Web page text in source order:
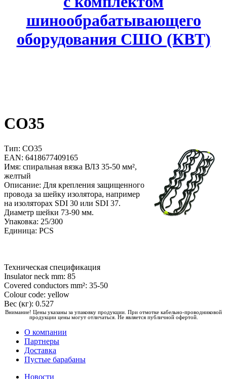
шинообрабатывающего
оборудования СШО (КВТ)
CO35
Тип: CO35
EAN: 6418677409165
Имя: спиральная вязка ВЛЗ 35-50 мм²,
желтый
Описание: Для крепления защищенного
провода за шейку изолятора, например
на изоляторах SDI 30 или SDI 37.
Диаметр шейки 73-90 мм.
Упаковка: 25/300
Единица: PCS
Техническая спецификация
Insulator neck mm: 85
Covered conductors mm²: 35-50
Colour code: yellow
Вес (кг): 0.527
Внимание! Цены указаны за упаковку продукции. При отмотке кабельно-проводниковой
продукции цены могут отличаться. Не является публичной офертой.
О компании
Партнеры
Доставка
Пустые барабаны
Новости